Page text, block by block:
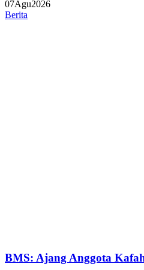
07Agu2026
Berita
BMS: Ajang Anggota